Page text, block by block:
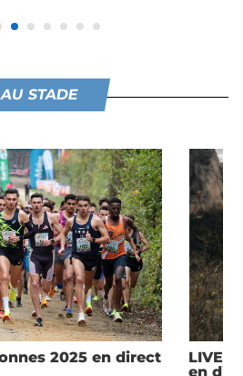
AU STADE
Trail des Templiers 2025
Facebook de Stadion à